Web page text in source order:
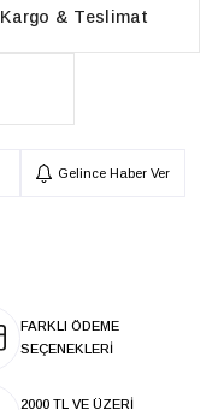
Kargo & Teslimat
Gelince Haber Ver
FARKLI ÖDEME
SEÇENEKLERİ
2000 TL VE ÜZERİ